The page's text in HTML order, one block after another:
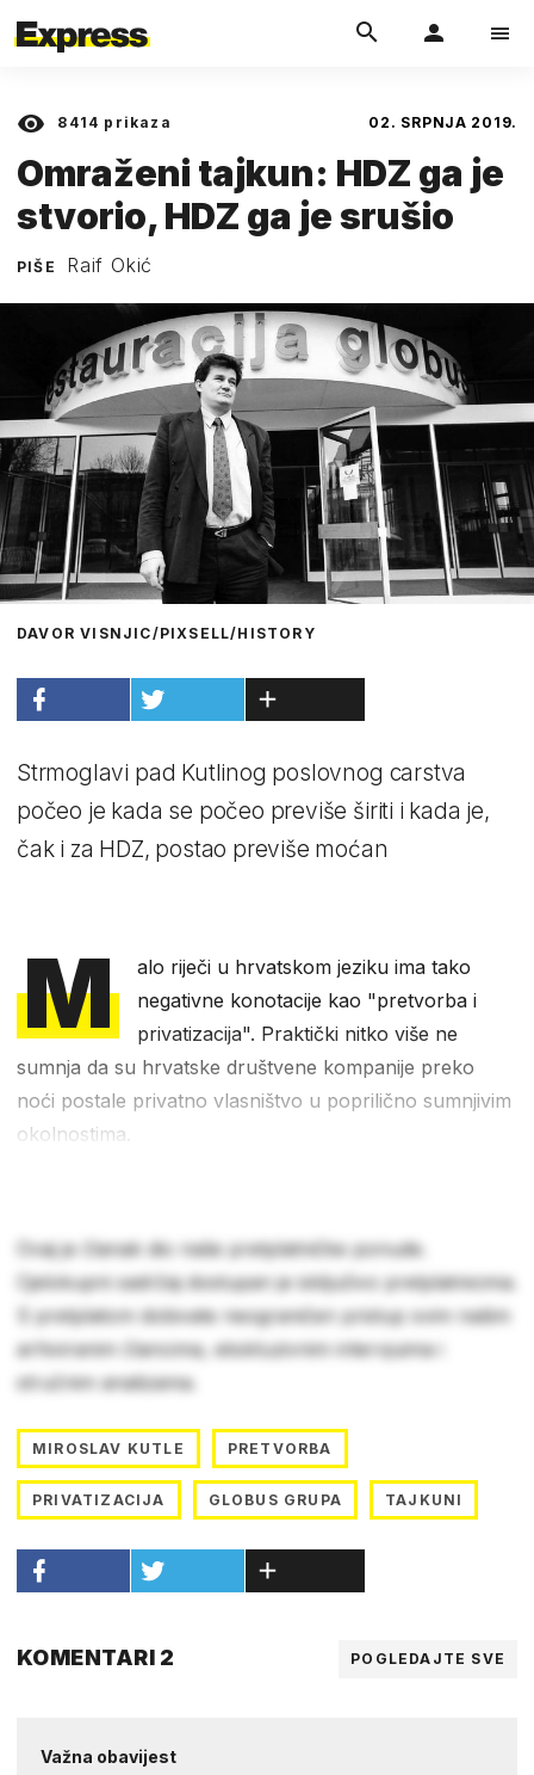
8414 prikaza 02. SRPNJA 2019.
Omraženi tajkun: HDZ ga je
stvorio, HDZ ga je srušio
PIŠE Raif Okić
DAVOR VISNJIC/PIXSELL/HISTORY
Strmoglavi pad Kutlinog poslovnog carstva
počeo je kada se počeo previše širiti i kada je,
čak i za HDZ, postao previše moćan
M
alo riječi u hrvatskom jeziku ima tako
negativne konotacije kao "pretvorba i
privatizacija". Praktički nitko više ne
sumnja da su hrvatske društvene kompanije preko
noći postale privatno vlasništvo u poprilično sumnjivim
okolnostima.
Ovaj je članak dio naše pretplatničke ponude.
Cjelokupni sadržaj dostupan je isključivo pretplatnicima.
S pretplatom dobivate neograničen pristup svim našim
arhiviranim člancima, ekskluzivnim intervjuima i
stručnim analizama.
MIROSLAV KUTLE PRETVORBA
PRIVATIZACIJA GLOBUS GRUPA TAJKUNI
KOMENTARI 2 POGLEDAJTE SVE
Važna obavijest